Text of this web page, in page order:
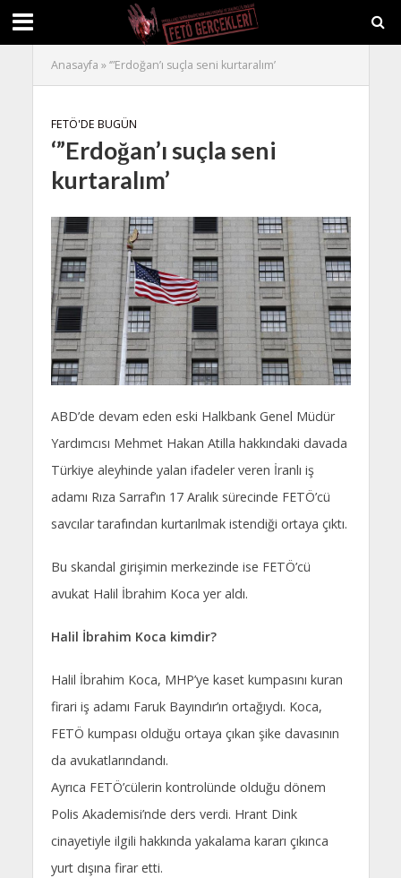
Anasayfa »‘”Erdoğan’ı suçla seni kurtaralım’
FETÖ'DE BUGÜN
‘”Erdoğan’ı suçla seni
kurtaralım’
ABD’de devam eden eski Halkbank Genel Müdür
Yardımcısı Mehmet Hakan Atilla hakkındaki davada
Türkiye aleyhinde yalan ifadeler veren İranlı iş
adamı Rıza Sarraf’ın 17 Aralık sürecinde FETÖ’cü
savcılar tarafından kurtarılmak istendiği ortaya çıktı.
Bu skandal girişimin merkezinde ise FETÖ’cü
avukat Halil İbrahim Koca yer aldı.
Halil İbrahim Koca kimdir?
Halil İbrahim Koca, MHP’ye kaset kumpasını kuran
firari iş adamı Faruk Bayındır’ın ortağıydı. Koca,
FETÖ kumpası olduğu ortaya çıkan şike davasının
da avukatlarındandı.
Ayrıca FETÖ’cülerin kontrolünde olduğu dönem
Polis Akademisi’nde ders verdi. Hrant Dink
cinayetiyle ilgili hakkında yakalama kararı çıkınca
yurt dışına firar etti.